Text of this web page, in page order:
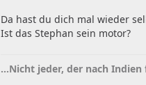
Da hast du dich mal wieder
Ist das Stephan sein motor?
...Nicht jeder, der nach